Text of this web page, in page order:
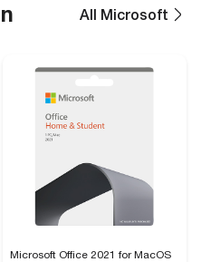
All Microsoft
Microsoft Office 2021 for MacOS